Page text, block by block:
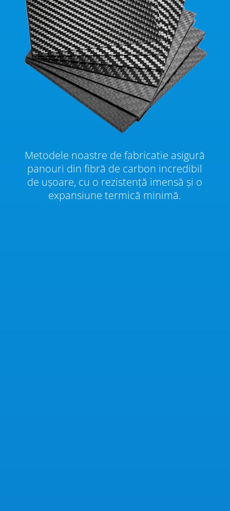
Metodele noastre de fabricatie asigură
panouri din fibră de carbon incredibil
de ușoare, cu o rezistență imensă și o
expansiune termică minimă.